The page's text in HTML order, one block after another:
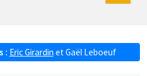
: Eric Girardin et Gaël Leboeuf